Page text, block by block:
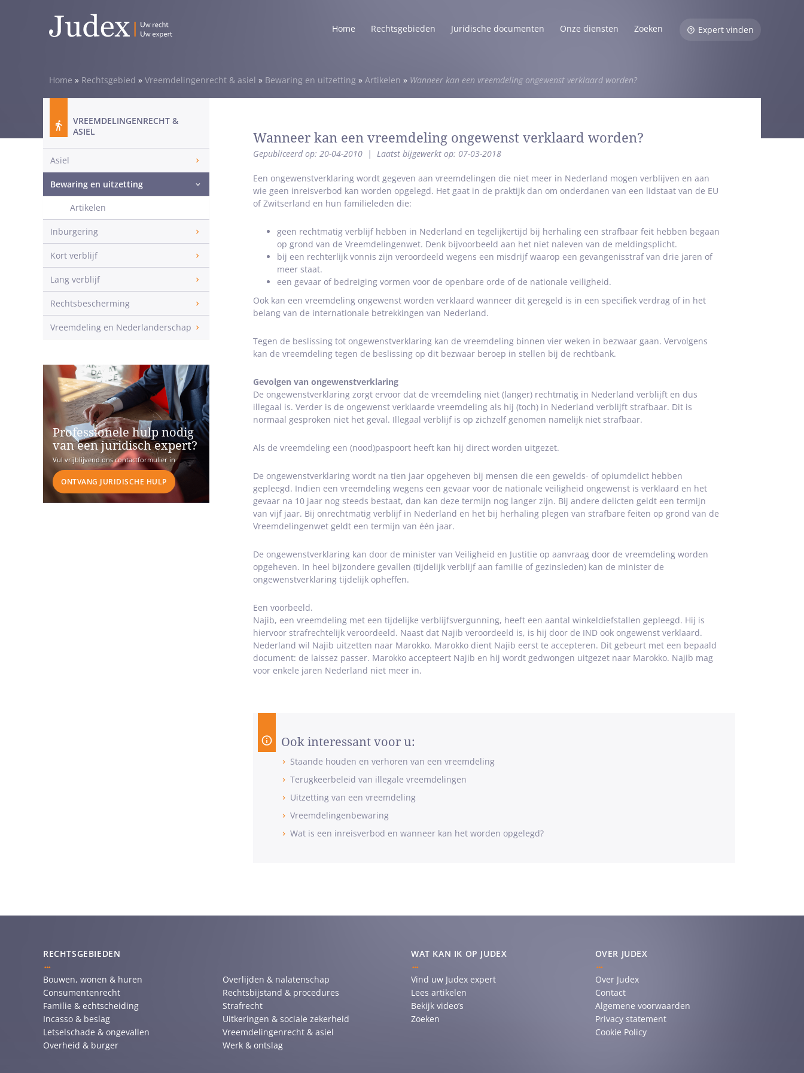
Home Rechtsgebieden Juridische documenten Onze diensten Zoeken Expert vinden
Home » Rechtsgebied » Vreemdelingenrecht & asiel » Bewaring en uitzetting » Artikelen » Wanneer kan een vreemdeling ongewenst verklaard worden?
Wanneer kan een vreemdeling ongewenst verklaard worden?
Gepubliceerd op: 20-04-2010 | Laatst bijgewerkt op: 07-03-2018
Een ongewenstverklaring wordt gegeven aan vreemdelingen die niet meer in Nederland mogen verblijven en aan
wie geen inreisverbod kan worden opgelegd. Het gaat in de praktijk dan om onderdanen van een lidstaat van de EU
of Zwitserland en hun familieleden die:
geen rechtmatig verblijf hebben in Nederland en tegelijkertijd bij herhaling een strafbaar feit hebben begaan
op grond van de Vreemdelingenwet. Denk bijvoorbeeld aan het niet naleven van de meldingsplicht.
bij een rechterlijk vonnis zijn veroordeeld wegens een misdrijf waarop een gevangenisstraf van drie jaren of
meer staat.
een gevaar of bedreiging vormen voor de openbare orde of de nationale veiligheid.
Ook kan een vreemdeling ongewenst worden verklaard wanneer dit geregeld is in een specifiek verdrag of in het
belang van de internationale betrekkingen van Nederland.
Tegen de beslissing tot ongewenstverklaring kan de vreemdeling binnen vier weken in bezwaar gaan. Vervolgens
kan de vreemdeling tegen de beslissing op dit bezwaar beroep in stellen bij de rechtbank.
Gevolgen van ongewenstverklaring
De ongewenstverklaring zorgt ervoor dat de vreemdeling niet (langer) rechtmatig in Nederland verblijft en dus
illegaal is. Verder is de ongewenst verklaarde vreemdeling als hij (toch) in Nederland verblijft strafbaar. Dit is
normaal gesproken niet het geval. Illegaal verblijf is op zichzelf genomen namelijk niet strafbaar.
Als de vreemdeling een (nood)paspoort heeft kan hij direct worden uitgezet.
De ongewenstverklaring wordt na tien jaar opgeheven bij mensen die een gewelds- of opiumdelict hebben
gepleegd. Indien een vreemdeling wegens een gevaar voor de nationale veiligheid ongewenst is verklaard en het
gevaar na 10 jaar nog steeds bestaat, dan kan deze termijn nog langer zijn. Bij andere delicten geldt een termijn
van vijf jaar. Bij onrechtmatig verblijf in Nederland en het bij herhaling plegen van strafbare feiten op grond van de
Vreemdelingenwet geldt een termijn van één jaar.
De ongewenstverklaring kan door de minister van Veiligheid en Justitie op aanvraag door de vreemdeling worden
opgeheven. In heel bijzondere gevallen (tijdelijk verblijf aan familie of gezinsleden) kan de minister de
ongewenstverklaring tijdelijk opheffen.
Een voorbeeld.
Najib, een vreemdeling met een tijdelijke verblijfsvergunning, heeft een aantal winkeldiefstallen gepleegd. Hij is
hiervoor strafrechtelijk veroordeeld. Naast dat Najib veroordeeld is, is hij door de IND ook ongewenst verklaard.
Nederland wil Najib uitzetten naar Marokko. Marokko dient Najib eerst te accepteren. Dit gebeurt met een bepaald
document: de laissez passer. Marokko accepteert Najib en hij wordt gedwongen uitgezet naar Marokko. Najib mag
voor enkele jaren Nederland niet meer in.
Ook interessant voor u:
Staande houden en verhoren van een vreemdeling
Terugkeerbeleid van illegale vreemdelingen
Uitzetting van een vreemdeling
Vreemdelingenbewaring
Wat is een inreisverbod en wanneer kan het worden opgelegd?
VREEMDELINGENRECHT &
ASIEL
Asiel
Bewaring en uitzetting
Artikelen
Inburgering
Kort verblijf
Lang verblijf
Rechtsbescherming
Vreemdeling en Nederlanderschap
Professionele hulp nodig
van een juridisch expert?
Vul vrijblijvend ons contactformulier in
ONTVANG JURIDISCHE HULP
RECHTSGEBIEDEN
Bouwen, wonen & huren
Consumentenrecht
Familie & echtscheiding
Incasso & beslag
Letselschade & ongevallen
Overheid & burger
Overlijden & nalatenschap
Rechtsbijstand & procedures
Strafrecht
Uitkeringen & sociale zekerheid
Vreemdelingenrecht & asiel
Werk & ontslag
WAT KAN IK OP JUDEX
Vind uw Judex expert
Lees artikelen
Bekijk video’s
Zoeken
OVER JUDEX
Over Judex
Contact
Algemene voorwaarden
Privacy statement
Cookie Policy